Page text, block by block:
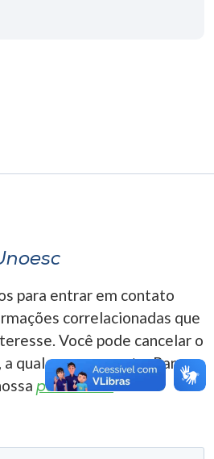
para entrar em contato
correlacionadas que
Você pode cancelar o
qualquer momento. Para
política de